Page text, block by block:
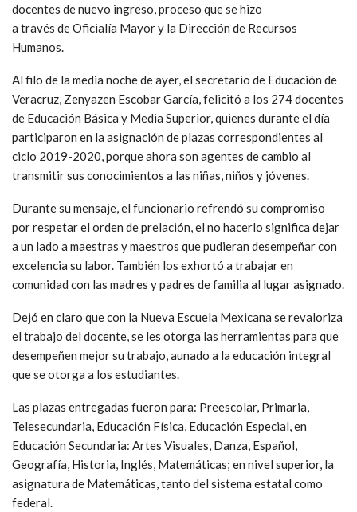
docentes de nuevo ingreso, proceso que se hizo
a través de Oficialía Mayor y la Dirección de Recursos
Humanos.
Al filo de la media noche de ayer, el secretario de Educación de
Veracruz, Zenyazen Escobar García, felicitó a los 274 docentes
de Educación Básica y Media Superior, quienes durante el día
participaron en la asignación de plazas correspondientes al
ciclo 2019-2020, porque ahora son agentes de cambio al
transmitir sus conocimientos a las niñas, niños y jóvenes.
Durante su mensaje, el funcionario refrendó su compromiso
por respetar el orden de prelación, el no hacerlo significa dejar
a un lado a maestras y maestros que pudieran desempeñar con
excelencia su labor. También los exhortó a trabajar en
comunidad con las madres y padres de familia al lugar asignado.
Dejó en claro que con la Nueva Escuela Mexicana se revaloriza
el trabajo del docente, se les otorga las herramientas para que
desempeñen mejor su trabajo, aunado a la educación integral
que se otorga a los estudiantes.
Las plazas entregadas fueron para: Preescolar, Primaria,
Telesecundaria, Educación Física, Educación Especial, en
Educación Secundaria: Artes Visuales, Danza, Español,
Geografía, Historia, Inglés, Matemáticas; en nivel superior, la
asignatura de Matemáticas, tanto del sistema estatal como
federal.